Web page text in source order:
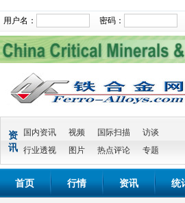
用户名： 密码：
资
讯
国内资讯 视频 国际扫描
访谈
行业透视
图片 热点评论 专题
首页 行情 资讯 统